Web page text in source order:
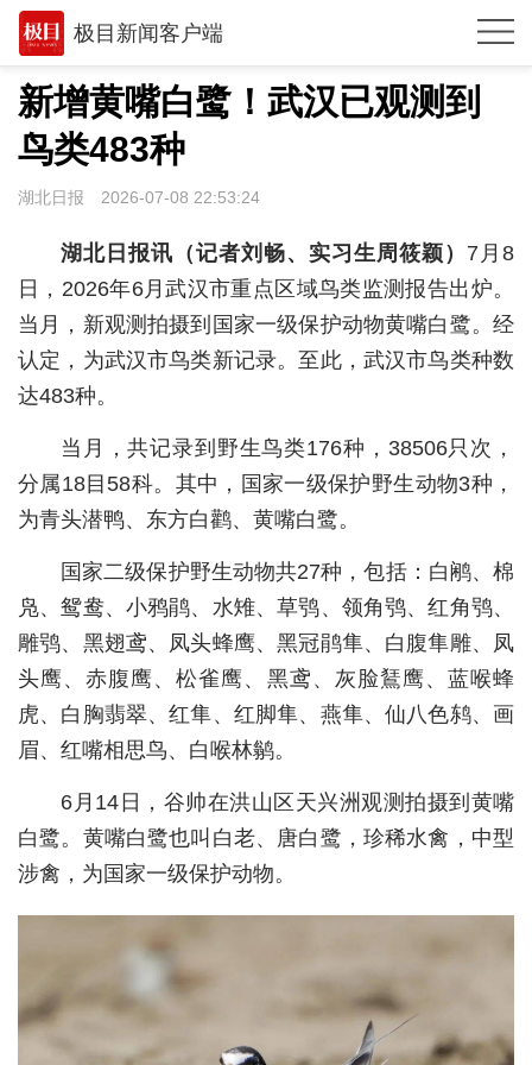
极目新闻客户端
推荐
体育
观点
湖北
武汉
专题
极客圈
经济
城建
科教
健康
相亲
汽车
房产
创意
新增黄嘴白鹭！武汉已观测到
鸟类483种
湖北日报 2026-07-08 22:53:24
湖北日报讯（记者刘畅、实习生周筱颖） 7月8
日，2026年6月武汉市重点区域鸟类监测报告出炉。
当月，新观测拍摄到国家一级保护动物黄嘴白鹭。经
认定，为武汉市鸟类新记录。至此，武汉市鸟类种数
达483种。
当月，共记录到野生鸟类176种，38506只次，
分属18目58科。其中，国家一级保护野生动物3种，
为青头潜鸭、东方白鹳、黄嘴白鹭。
国家二级保护野生动物共27种，包括：白鹇、棉
凫、鸳鸯、小鸦鹃、水雉、草鸮、领角鸮、红角鸮、
雕鸮、黑翅鸢、凤头蜂鹰、黑冠鹃隼、白腹隼雕、凤
头鹰、赤腹鹰、松雀鹰、黑鸢、灰脸鵟鹰、蓝喉蜂
虎、白胸翡翠、红隼、红脚隼、燕隼、仙八色鸫、画
眉、红嘴相思鸟、白喉林鹟。
6月14日，谷帅在洪山区天兴洲观测拍摄到黄嘴
白鹭。黄嘴白鹭也叫白老、唐白鹭，珍稀水禽，中型
涉禽，为国家一级保护动物。